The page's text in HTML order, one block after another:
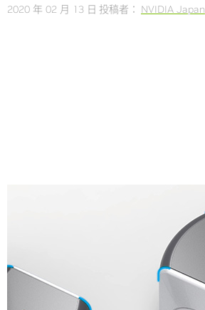
2020 年 02 月 13 日 投稿者： NVIDIA Japan